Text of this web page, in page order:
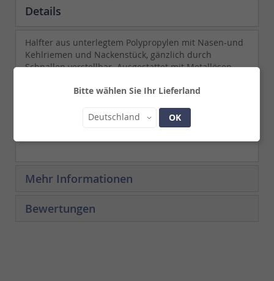
Bitte wählen Sie Ihr Lieferland
Land
Deutschland OK
Details
Halfter aus unterlegtem Polypropylen mit Nasen-und
Kehlriemen und Nackenstück, gänzlich durch
Schnallen verstellbar. Ausgestattet mit Metallösen
Mehr Informationen
Bewertungen